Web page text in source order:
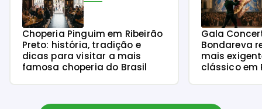
Choperia Pinguim em Ribeirão
Preto: história, tradição e
dicas para visitar a mais
famosa choperia do Brasil
Gala
Bondareva
mais
clássico em